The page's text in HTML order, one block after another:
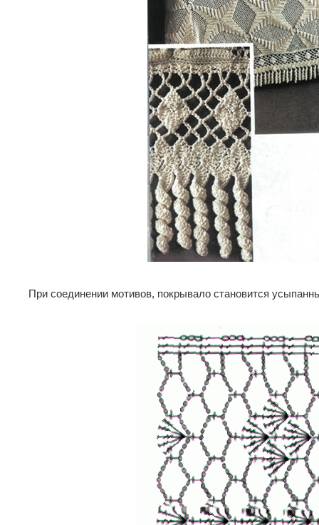
При соединении мотивов, покрывало становится